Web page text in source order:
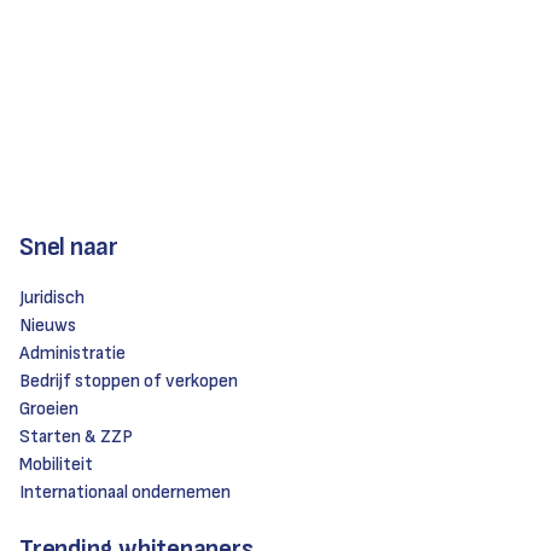
Snel naar
Juridisch
Nieuws
Administratie
Bedrijf stoppen of verkopen
Groeien
Starten & ZZP
Mobiliteit
Internationaal ondernemen